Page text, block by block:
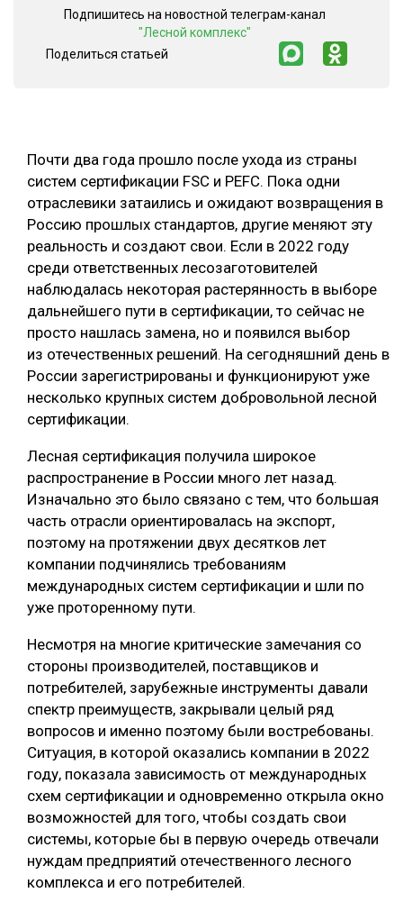
СУШКА ДРЕВЕСИНЫ
МЕБЕЛЬНОЕ ПРОИЗВОДСТВО
Почти два года прошло после ухода из страны
систем сертификации FSC и PЕFC. Пока одни
отраслевики затаились и ожидают возвращения в
Россию прошлых стандартов, другие меняют эту
реальность и создают свои. Если в 2022 году
среди ответственных лесозаготовителей
наблюдалась некоторая растерянность в выборе
дальнейшего пути в сертификации, то сейчас не
просто нашлась замена, но и появился выбор
из отечественных решений. На сегодняшний день в
России зарегистрированы и функционируют уже
несколько крупных систем добровольной лесной
сертификации.
Лесная сертификация получила широкое
распространение в России много лет назад.
Изначально это было связано с тем, что большая
часть отрасли ориентировалась на экспорт,
поэтому на протяжении двух десятков лет
компании подчинялись требованиям
международных систем сертификации и шли по
уже проторенному пути.
Несмотря на многие критические замечания со
стороны производителей, поставщиков и
потребителей, зарубежные инструменты давали
спектр преимуществ, закрывали целый ряд
вопросов и именно поэтому были востребованы.
Ситуация, в которой оказались компании в 2022
году, показала зависимость от международных
схем сертификации и одновременно открыла окно
возможностей для того, чтобы создать свои
системы, которые бы в первую очередь отвечали
нуждам предприятий отечественного лесного
комплекса и его потребителей.
Подпишитесь на новостной телеграм-канал
"Лесной комплекс"
Поделиться статьей